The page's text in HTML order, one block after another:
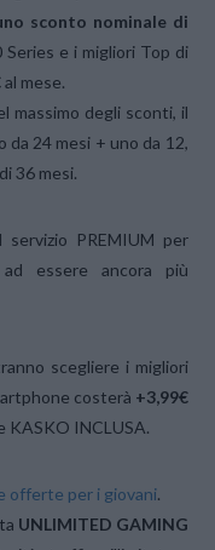
sconto nominale di
e i migliori Top di
al mese.
massimo degli sconti, il
24 mesi + uno da 12,
36 mesi.
servizio PREMIUM per
ad essere ancora più
scegliere i migliori
costerà +3,99€
KASKO INCLUSA.
offerte per i giovani.
UNLIMITED GAMING